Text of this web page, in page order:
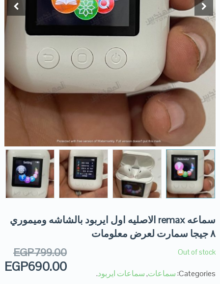
سماعه remax الاصليه اول ايربود بالشاشه وميموري
٨ جيجا سمارت لعرض معلومات
EGP799.00
EGP690.00
Out of stock
Categories: سماعات,سماعات ايربود.